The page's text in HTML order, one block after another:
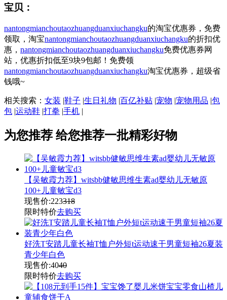
宝贝：
nantongmianchoutaozhuangduanxiuchangku的淘宝优惠券，免费
领取，淘宝nantongmianchoutaozhuangduanxiuchangku的折扣优
惠， nantongmianchoutaozhuangduanxiuchangku免费优惠券网
站，优惠折扣低至9块9包邮！免费领
nantongmianchoutaozhuangduanxiuchangku淘宝优惠券，超级省
钱哦~
相关搜索： 女装 |鞋子 |生日礼物 |百亿补贴 |宠物 |宠物用品 |包
包 |运动鞋 |打拳 |手机 |
为您推荐 给您推荐一批精彩好物
【吴敏霞力荐】witsbb健敏思维生素ad婴幼儿无敏原
100+儿童敏宝d3
现售价:223318
限时特价去购买
好洗T安踏儿童长袖T恤户外短t运动速干男童短袖26夏装
青少年白色
现售价:4040
限时特价去购买